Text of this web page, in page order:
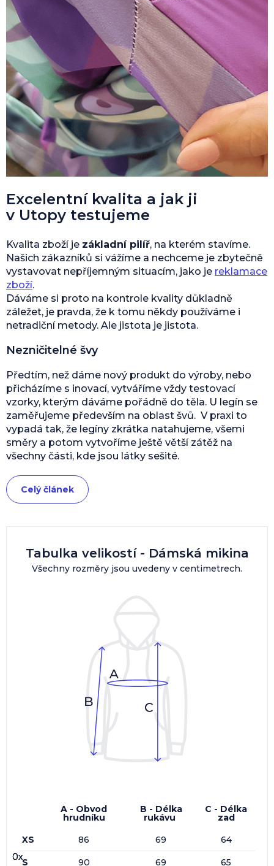
0x
0x
0x
0x
Tabulka velikostí - Dámská mikina
Všechny rozměry jsou uvedeny v centimetrech.
A - Obvod
hrudníku
B - Délka
rukávu
C - Délka
zad
XS
86 69 64
S 90 69 65
Excelentní kvalita a jak ji
v Utopy testujeme
Kvalita zboží je základní pilíř, na kterém stavíme.
Našich zákazníků si vážíme a nechceme je zbytečně
vystavovat nepříjemným situacím, jako je reklamace
zboží.
Dáváme si proto na kontrole kvality důkladně
záležet, je pravda, že k tomu někdy používáme i
netradiční metody. Ale jistota je jistota.
Nezničitelné švy
Předtím, než dáme nový produkt do výroby, nebo
přicházíme s inovací, vytváříme vždy testovací
vzorky, kterým dáváme pořádně do těla. U legín se
zaměřujeme především na oblast švů. V praxi to
vypadá tak, že legíny zkrátka natahujeme, všemi
směry a potom vytvoříme ještě větší zátěž na
všechny části, kde jsou látky sešité.
Celý článek